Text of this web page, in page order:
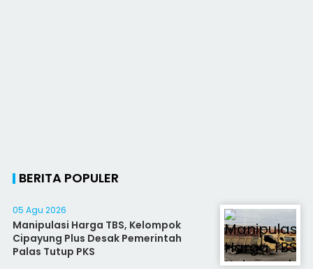
BERITA POPULER
05 Agu 2026
Manipulasi Harga TBS, Kelompok
Cipayung Plus Desak Pemerintah
Palas Tutup PKS